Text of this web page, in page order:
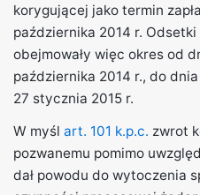
korygującej jako termin
października 2014 r.
obejmowały więc okres od
października 2014 r., do
27 stycznia 2015 r.
W myśl art. 101 k.p.c. zwrot
pozwanemu pomimo
dał powodu do wytoczenia